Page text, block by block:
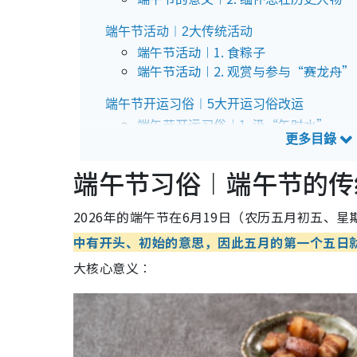
端午节活动︱2大传统活动
端午节活动︱1. 食粽子
端午节活动︱2. 观赏与参与“赛龙舟”
端午节开运习俗︱5大开运习俗改运
端午节开运习俗︱1. 汲“午时水”
端午节开运习俗︱2. 挂艾草、菖蒲
端午节开运习俗︱4. 食“午时菜”和
端午节开运习俗︱5. 佩戴五色线或香包
端午节禁忌︱10大端午节禁忌一不小心恐招
端午节禁忌︱1. 忌送整串肉粽
端午节禁忌︱2. 忌送粽予病重者与丧家
端午节禁忌︱3. 不说“端午节快乐”
端午节禁忌︱4. 严禁河边或海边戏水
端午节禁忌︱5. 避免前往阴气重之地
端午节禁忌︱6. 禁止行房纵欲
端午节习俗︱端午节的
2026年的端午节在6月19日（农历五月初五、
中有开头、初始的意思，因此五月的第一个五日
大核心意义︰